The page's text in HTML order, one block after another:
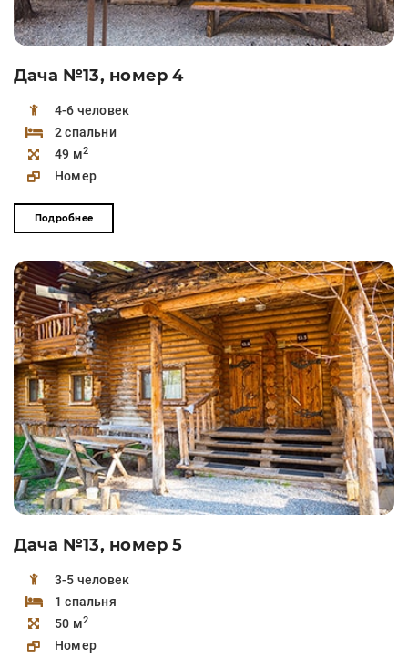
Дача №13, номер 4
4-6 человек
2 спальни
49 м2
Номер
Подробнее
Дача №13, номер 5
3-5 человек
1 спальня
50 м2
Номер